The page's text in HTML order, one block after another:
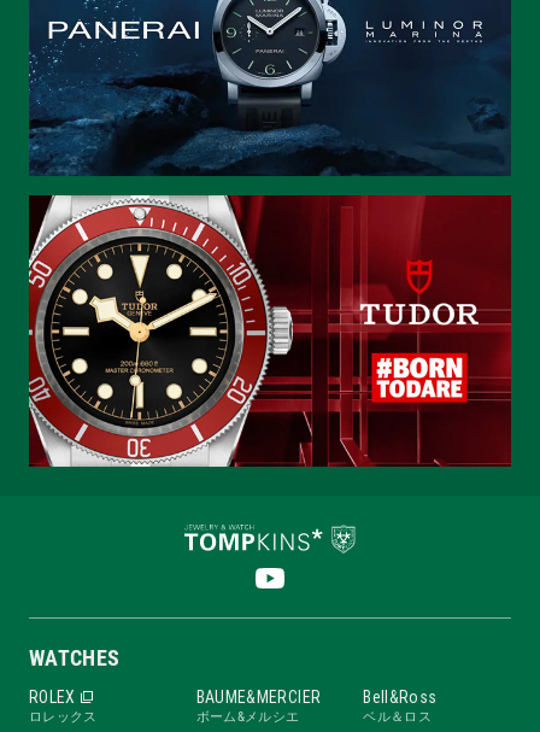
WATCHES
ROLEX
ロレックス
BAUME&MERCIER
ボーム&メルシエ
Bell&Ross
ベル＆ロス